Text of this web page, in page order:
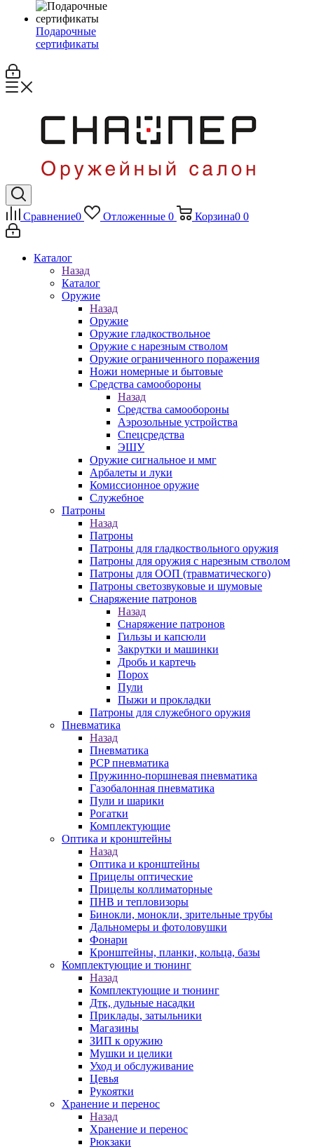
Подарочные
сертификаты
Сравнение0 Отложенные 0 Корзина0 0
Каталог
Назад
Каталог
Оружие
Назад
Оружие
Оружие гладкоствольное
Оружие с нарезным стволом
Оружие ограниченного поражения
Ножи номерные и бытовые
Средства самообороны
Назад
Средства самообороны
Аэрозольные устройства
Спецсредства
ЭШУ
Оружие сигнальное и ммг
Арбалеты и луки
Комиссионное оружие
Служебное
Патроны
Назад
Патроны
Патроны для гладкоствольного оружия
Патроны для оружия с нарезным стволом
Патроны для ООП (травматического)
Патроны светозвуковые и шумовые
Снаряжение патронов
Назад
Снаряжение патронов
Гильзы и капсюли
Закрутки и машинки
Дробь и картечь
Порох
Пули
Пыжи и прокладки
Патроны для служебного оружия
Пневматика
Назад
Пневматика
PCP пневматика
Пружинно-поршневая пневматика
Газобалонная пневматика
Пули и шарики
Рогатки
Комплектующие
Оптика и кронштейны
Назад
Оптика и кронштейны
Прицелы оптические
Прицелы коллиматорные
ПНВ и тепловизоры
Бинокли, монокли, зрительные трубы
Дальномеры и фотоловушки
Фонари
Кронштейны, планки, кольца, базы
Комплектующие и тюнинг
Назад
Комплектующие и тюнинг
Дтк, дульные насадки
Приклады, затыльники
Магазины
ЗИП к оружию
Мушки и целики
Уход и обслуживание
Цевья
Рукоятки
Хранение и перенос
Назад
Хранение и перенос
Рюкзаки